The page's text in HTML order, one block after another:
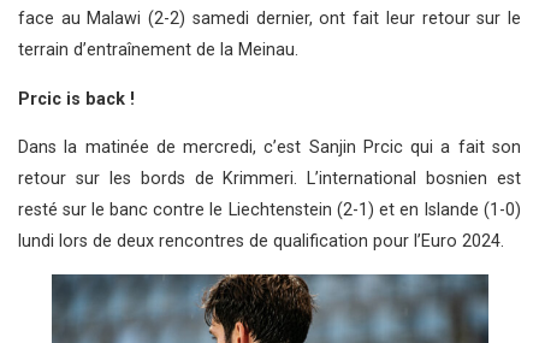
face au Malawi (2-2) samedi dernier, ont fait leur retour sur le
terrain d’entraînement de la Meinau.
Prcic is back !
Dans la matinée de mercredi, c’est Sanjin Prcic qui a fait son
retour sur les bords de Krimmeri. L’international bosnien est
resté sur le banc contre le Liechtenstein (2-1) et en Islande (1-0)
lundi lors de deux rencontres de qualification pour l’Euro 2024.